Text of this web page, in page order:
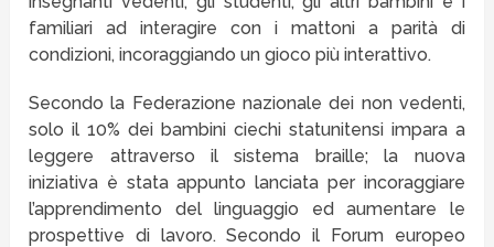
familiari ad interagire con i mattoni a parità di
condizioni, incoraggiando un gioco più interattivo.
Secondo la Federazione nazionale dei non vedenti,
solo il 10% dei bambini ciechi statunitensi impara a
leggere attraverso il sistema braille; la nuova
iniziativa è stata appunto lanciata per incoraggiare
l’apprendimento del linguaggio ed aumentare le
prospettive di lavoro. Secondo il Forum europeo